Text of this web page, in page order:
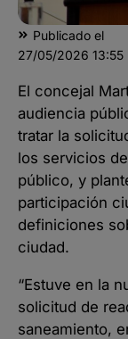
Publicado el
27/05/2026 13:55
El concejal
audiencia
tratar la
los servicios
público, y
participación
definiciones
ciudad.
“Estuve en la
solicitud de
saneamiento,